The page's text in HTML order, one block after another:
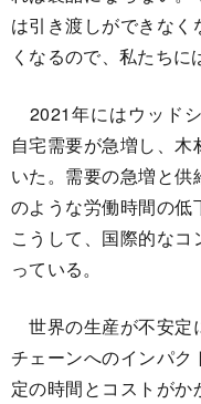
は引き渡しができな
くなるので、私たちに
2021年にはウッド
自宅需要が急増し、
いた。需要の急増と
のような労働時間の低
こうして、国際的な
っている。
世界の生産が不安定
チェーンへのインパク
定の時間とコストが